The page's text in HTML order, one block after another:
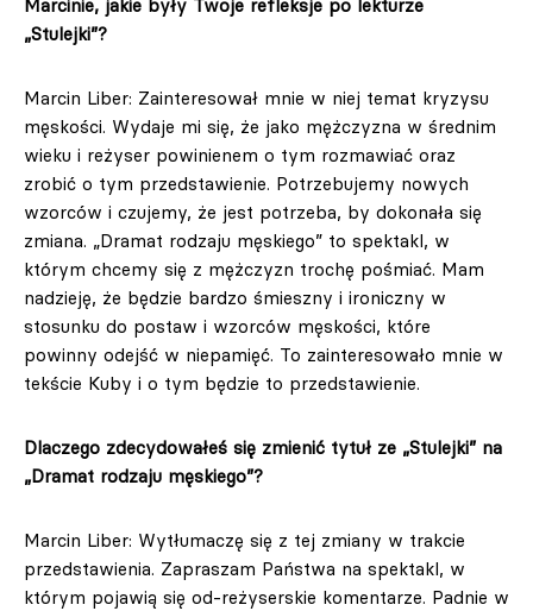
Marcinie, jakie były Twoje refleksje po lekturze
„Stulejki”?
Marcin Liber: Zainteresował mnie w niej temat kryzysu
męskości. Wydaje mi się, że jako mężczyzna w średnim
wieku i reżyser powinienem o tym rozmawiać oraz
zrobić o tym przedstawienie. Potrzebujemy nowych
wzorców i czujemy, że jest potrzeba, by dokonała się
zmiana. „Dramat rodzaju męskiego” to spektakl, w
którym chcemy się z mężczyzn trochę pośmiać. Mam
nadzieję, że będzie bardzo śmieszny i ironiczny w
stosunku do postaw i wzorców męskości, które
powinny odejść w niepamięć. To zainteresowało mnie w
tekście Kuby i o tym będzie to przedstawienie.
Dlaczego zdecydowałeś się zmienić tytuł ze „Stulejki” na
„Dramat rodzaju męskiego”?
Marcin Liber: Wytłumaczę się z tej zmiany w trakcie
przedstawienia. Zapraszam Państwa na spektakl, w
którym pojawią się od-reżyserskie komentarze. Padnie w